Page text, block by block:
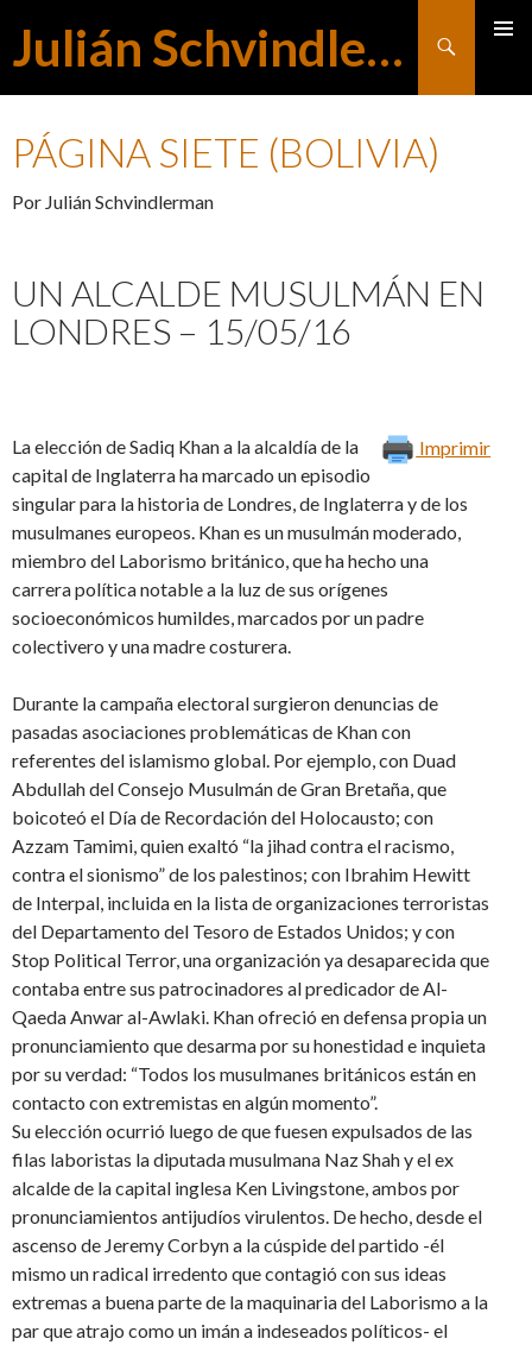
Julián Schvindlerman
Buscar
PÁGINA SIETE (BOLIVIA)
Por Julián Schvindlerman
UN ALCALDE MUSULMÁN EN
LONDRES – 15/05/16
Imprimir
La elección de Sadiq Khan a la alcaldía de la
capital de Inglaterra ha marcado un episodio
singular para la historia de Londres, de Inglaterra y de los
musulmanes europeos. Khan es un musulmán moderado,
miembro del Laborismo británico, que ha hecho una
carrera política notable a la luz de sus orígenes
socioeconómicos humildes, marcados por un padre
colectivero y una madre costurera.
Durante la campaña electoral surgieron denuncias de
pasadas asociaciones problemáticas de Khan con
referentes del islamismo global. Por ejemplo, con Duad
Abdullah del Consejo Musulmán de Gran Bretaña, que
boicoteó el Día de Recordación del Holocausto; con
Azzam Tamimi, quien exaltó “la jihad contra el racismo,
contra el sionismo” de los palestinos; con Ibrahim Hewitt
de Interpal, incluida en la lista de organizaciones terroristas
del Departamento del Tesoro de Estados Unidos; y con
Stop Political Terror, una organización ya desaparecida que
contaba entre sus patrocinadores al predicador de Al-
Qaeda Anwar al-Awlaki. Khan ofreció en defensa propia un
pronunciamiento que desarma por su honestidad e inquieta
por su verdad: “Todos los musulmanes británicos están en
contacto con extremistas en algún momento”.
Su elección ocurrió luego de que fuesen expulsados de las
filas laboristas la diputada musulmana Naz Shah y el ex
alcalde de la capital inglesa Ken Livingstone, ambos por
pronunciamientos antijudíos virulentos. De hecho, desde el
ascenso de Jeremy Corbyn a la cúspide del partido -él
mismo un radical irredento que contagió con sus ideas
extremas a buena parte de la maquinaria del Laborismo a la
par que atrajo como un imán a indeseados políticos- el